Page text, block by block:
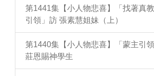
第1441集【小人物悲喜】「找著真
引領」訪 張素慧姐妹（上）
第1440集【小人物悲喜】「蒙主引
莊恩賜神學生